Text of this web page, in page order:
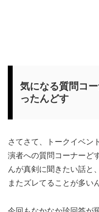
気になる質問コ
ったんどす
さてさて、トークイベン
演者への質問コーナーど
んが真剣に聞きたい話と
またズレてることが多い